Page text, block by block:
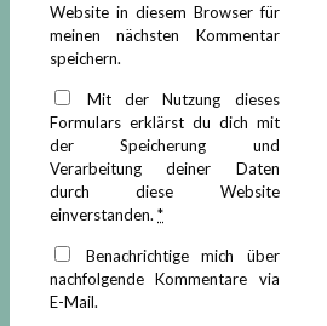
Website in diesem Browser für
meinen nächsten Kommentar
speichern.
Mit der Nutzung dieses
Formulars erklärst du dich mit
der Speicherung und
Verarbeitung deiner Daten
durch diese Website
einverstanden. *
Benachrichtige mich über
nachfolgende Kommentare via
E-Mail.